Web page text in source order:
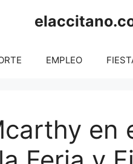
EMPLEO
en